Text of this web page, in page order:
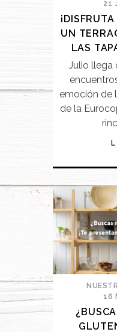
21
UN
LAS
Julio llega
emoción de
de la
16